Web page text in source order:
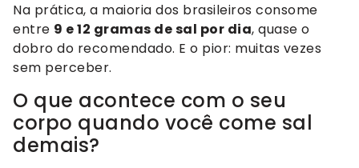
Na prática, a maioria dos brasileiros consome
entre 9 e 12 gramas de sal por dia, quase o
dobro do recomendado. E o pior: muitas vezes
sem perceber.
O que acontece com o seu
corpo quando você come sal
demais?